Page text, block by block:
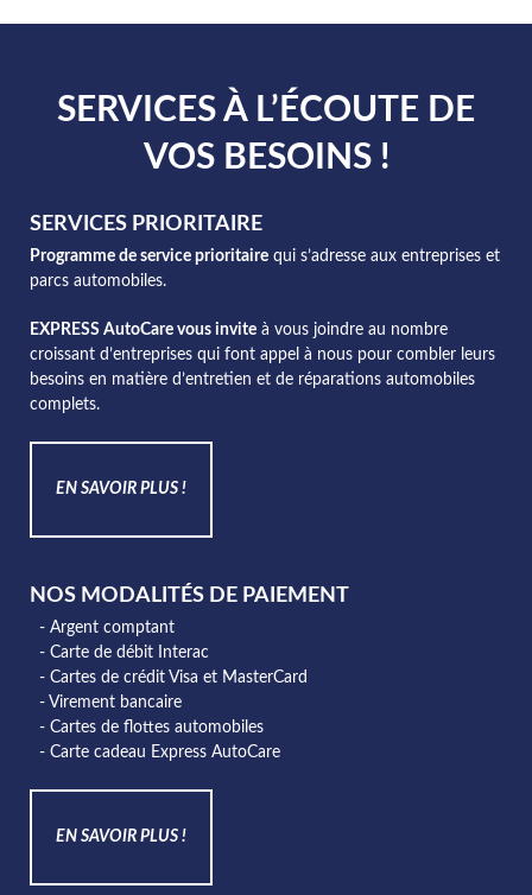
SERVICES À L’ÉCOUTE DE
VOS BESOINS !
SERVICES PRIORITAIRE
Programme de service prioritaire qui s’adresse aux entreprises et
parcs automobiles.
EXPRESS AutoCare vous invite à vous joindre au nombre
croissant d’entreprises qui font appel à nous pour combler leurs
besoins en matière d’entretien et de réparations automobiles
complets.
EN SAVOIR PLUS !
NOS MODALITÉS DE PAIEMENT
- Argent comptant
- Carte de débit Interac
- Cartes de crédit Visa et MasterCard
- Virement bancaire
- Cartes de flottes automobiles
- Carte cadeau Express AutoCare
EN SAVOIR PLUS !